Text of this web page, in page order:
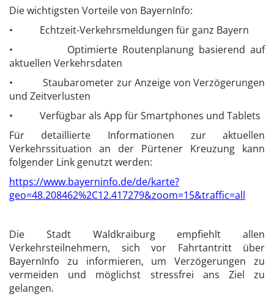
Die wichtigsten Vorteile von BayernInfo:
• Echtzeit-Verkehrsmeldungen für ganz Bayern
• Optimierte Routenplanung basierend auf
aktuellen Verkehrsdaten
• Staubarometer zur Anzeige von Verzögerungen
und Zeitverlusten
• Verfügbar als App für Smartphones und Tablets
Für detaillierte Informationen zur aktuellen
Verkehrssituation an der Pürtener Kreuzung kann
folgender Link genutzt werden:
https://www.bayerninfo.de/de/karte?
geo=48.208462%2C12.417279&zoom=15&traffic=all
Die Stadt Waldkraiburg empfiehlt allen
Verkehrsteilnehmern, sich vor Fahrtantritt über
BayernInfo zu informieren, um Verzögerungen zu
vermeiden und möglichst stressfrei ans Ziel zu
gelangen.